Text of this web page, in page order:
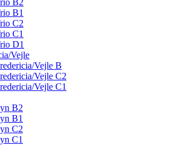
B2
B1
C2
C1
D1
Vejle
Vejle B
Vejle C2
Vejle C1
B2
B1
C2
C1